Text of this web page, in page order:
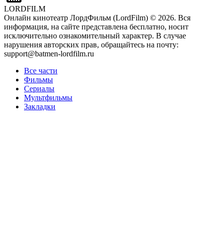
LORDFILM
Онлайн кинотеатр ЛордФильм (LordFilm) © 2026. Вся
информация, на сайте представлена бесплатно, носит
исключительно ознакомительный характер. В случае
нарушения авторских прав, обращайтесь на почту:
support@batmen-lordfilm.ru
Все части
Фильмы
Сериалы
Мультфильмы
Закладки